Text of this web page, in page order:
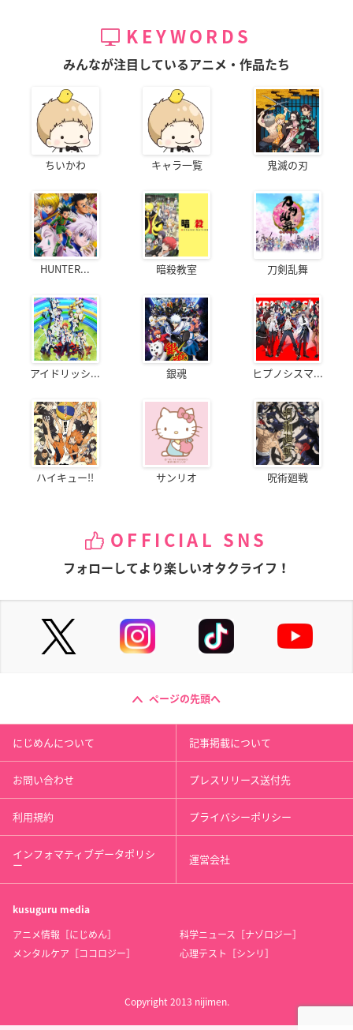
KEYWORDS
みんなが注目しているアニメ・作品たち
ちいかわ キャラ一覧 鬼滅の刃
HUNTER... 暗殺教室 刀剣乱舞
アイドリッシ... 銀魂 ヒプノシスマ...
ハイキュー!! サンリオ 呪術廻戦
OFFICIAL SNS
フォローしてより楽しいオタクライフ！
ページの先頭へ
にじめんについて 記事掲載について
お問い合わせ プレスリリース送付先
利用規約 プライバシーポリシー
インフォマティブデータポリシ
ー 運営会社
kusuguru media
アニメ情報［にじめん］
科学ニュース［ナゾロジー］
メンタルケア［ココロジー］
心理テスト［シンリ］
Copyright 2013 nijimen.